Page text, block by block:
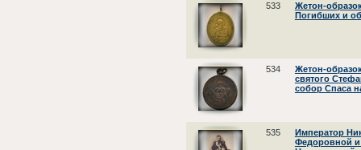
533
Жетон-
Погибших и
534
Жетон-
святого
собор Спаса
535
Император
Федоровной